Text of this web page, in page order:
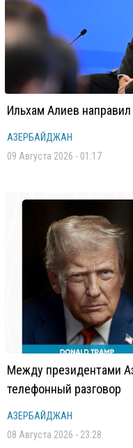
Ильхам Алиев
АЗЕРБАЙДЖАН
09 Августа 2026 - 01:17
Между президентами
телефонный разговор
АЗЕРБАЙДЖАН
08 Августа 2026 - 23:28